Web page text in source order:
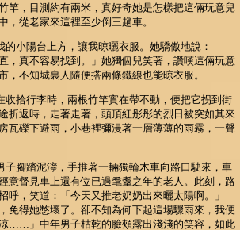
竿，目測約有兩米，真好奇她是怎樣把這倆玩意兒
，從老家來這裡至少倒三趟車。
的小陽台上方，讓我晾曬衣服。她驕傲地說：
，真不容易找到。」她獨個兒笑著，讚嘆這倆玩意
，不知城裏人隨便搭兩條鐵線也能晾衣服。
收拾行李時，兩根竹竿實在帶不動，便把它拐到街
折返時，走著走著，頭頂紅彤彤的烈日被突如其來
瓦礫下避雨，小巷裡彌漫著一層薄薄的雨霧，一聲
子腳踏泥濘，手推著一輛獨輪木車向路口駛來，車
意督見車上還有位已過耄耋之年的老人。此刻，路
呼，笑道：「今天又推老奶奶出來曬太陽啊。」
免得她憋壞了。卻不知為何下起這場驟雨來，我便
……」中年男子枯乾的臉頰露出淺淺的笑容，如此